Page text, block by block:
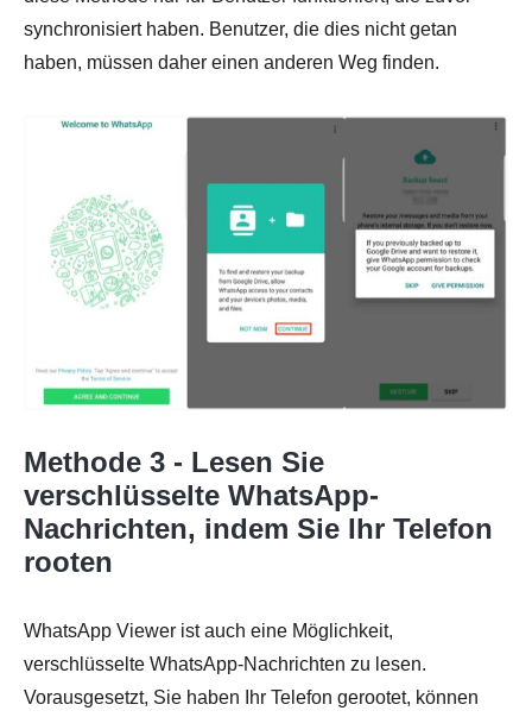
synchronisiert haben. Benutzer, die dies nicht getan
haben, müssen daher einen anderen Weg finden.
Methode 3 - Lesen Sie
verschlüsselte WhatsApp-
Nachrichten, indem Sie Ihr Telefon
rooten
WhatsApp Viewer ist auch eine Möglichkeit,
verschlüsselte WhatsApp-Nachrichten zu lesen.
Vorausgesetzt, Sie haben Ihr Telefon gerootet, können